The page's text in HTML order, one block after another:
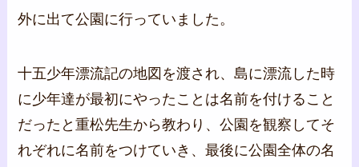
外に出て公園に行っていました。
十五少年漂流記の地図を渡され、島に漂流した時
に少年達が最初にやったことは名前を付けること
だったと重松先生から教わり、公園を観察してそ
れぞれに名前をつけていき、最後に公園全体の名